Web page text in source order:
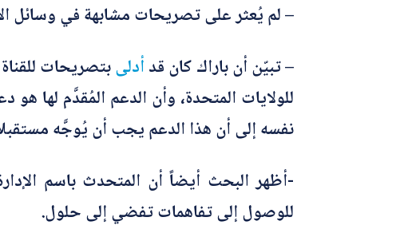
– لم يُعثر على تصريحات مشابهة في وسائل
– تبيّن أن باراك كان قدأدلىبتصريحات
للولايات المتحدة، وأن الدعم المُقدَّم لها
نفسه إلى أن هذا الدعم يجب أن يُوجَّه
-أظهر البحث أيضاً أن المتحدث باسم الإدارة
للوصول إلى تفاهمات تفضي إلى حلول.